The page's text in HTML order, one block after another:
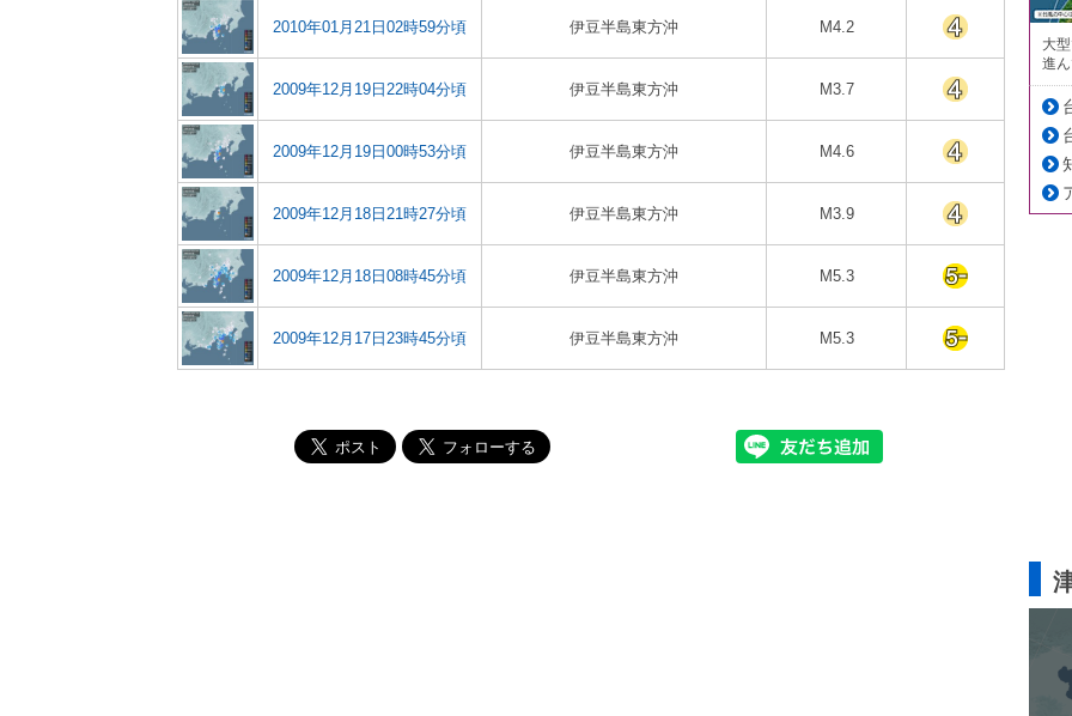
2010年01月21日02時59分頃 伊豆半島東方沖 M4.2
2009年12月19日22時04分頃 伊豆半島東方沖 M3.7
2009年12月19日00時53分頃 伊豆半島東方沖 M4.6
2009年12月18日21時27分頃 伊豆半島東方沖 M3.9
2009年12月18日08時45分頃 伊豆半島東方沖 M5.3
2009年12月17日23時45分頃 伊豆半島東方沖 M5.3
大
進